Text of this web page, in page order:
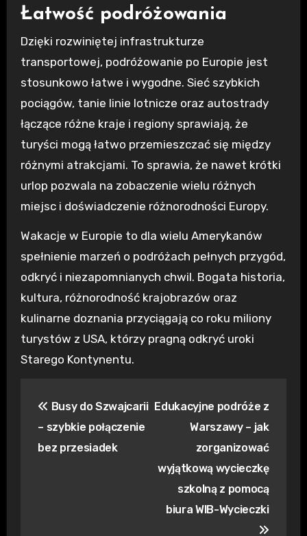
Łatwość podróżowania
Dzięki rozwiniętej infrastrukturze
transportowej, podróżowanie po Europie jest
stosunkowo łatwe i wygodne. Sieć szybkich
pociągów, tanie linie lotnicze oraz autostrady
łączące różne kraje i regiony sprawiają, że
turyści mogą łatwo przemieszczać się między
różnymi atrakcjami. To sprawia, że nawet krótki
urlop pozwala na zobaczenie wielu różnych
miejsc i doświadczenie różnorodności Europy.
Wakacje w Europie to dla wielu Amerykanów
spełnienie marzeń o podróżach pełnych przygód,
odkryć i niezapomnianych chwil. Bogata historia,
kultura, różnorodność krajobrazów oraz
kulinarne doznania przyciągają co roku miliony
turystów z USA, którzy pragną odkryć uroki
Starego Kontynentu.
wpisu
Busy do Szwajcarii
– szybkie połączenie
bez przesiadek
Edukacyjne podróże z
Warszawy – jak
zorganizować
wyjątkową wycieczkę
szkolną z pomocą
biura WIB-Wycieczki